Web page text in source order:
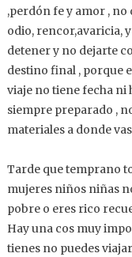
,perdón fe y amor , no
odio, rencor,avaricia,
detener y no dejarte
destino final , porque
viaje no tiene fecha ni
siempre preparado ,
materiales a donde
Tarde que temprano
mujeres niños niñas
pobre o eres rico
Hay una cos muy
tienes no puedes